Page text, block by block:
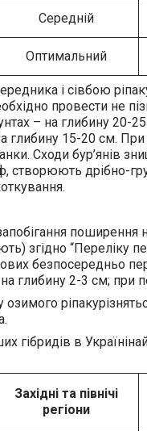
Середній
Оптимальний
і сівбою
провести не
– на глибину 20-
глибину 15-20 см.
Сходи бур’янів
дрібно-
поширення
згідно “Переліку
безпосередньо
глибину 2-3 см; при
гібридів в
Західні та північі
регіони